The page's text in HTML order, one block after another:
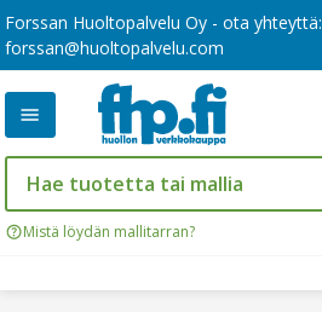
Forssan Huoltopalvelu Oy - ota yhteyttä:
forssan@huoltopalvelu.com
Mistä löydän mallitarran?